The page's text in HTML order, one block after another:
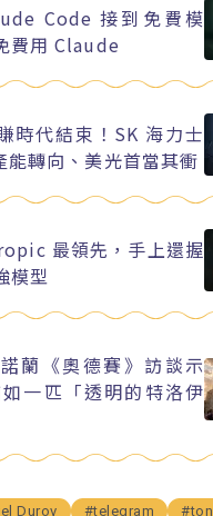
Code 接到免費模
費用 Claude
時代結束！SK 海力士
轉向、美光首當其衝
最領先，手上還握
模型
蘭《奧德賽》訪談示
一匹「透明的特洛伊
Durov #telegram
#ton